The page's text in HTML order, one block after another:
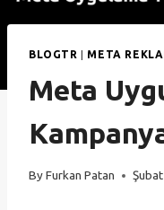
BLOGTR | META
Meta
ByFurkan Patan